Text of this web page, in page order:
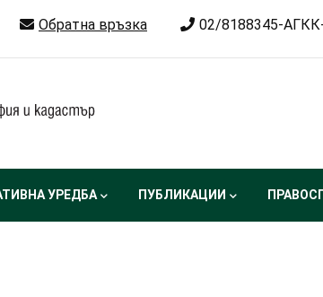
Обратна връзка 02/8188345-
УРЕДБА ПУБЛИКАЦИИ